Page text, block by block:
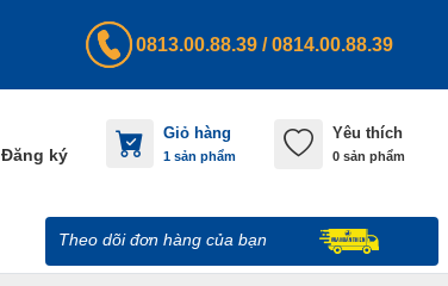
0813.00.88.39 /0814.00.88.39
Đăng ký
Giỏ hàng
1 sản phẩm
Yêu thích
0 sản phẩm
Theo dõi đơn hàng của bạn